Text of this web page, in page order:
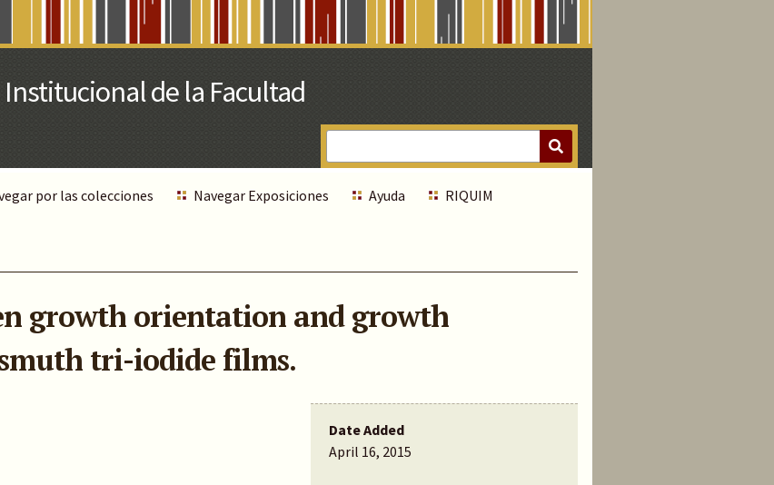
por las colecciones Navegar Exposiciones Ayuda RIQUIM
growth orientation and growth
tri-iodide films.
Date Added
April 16, 2015